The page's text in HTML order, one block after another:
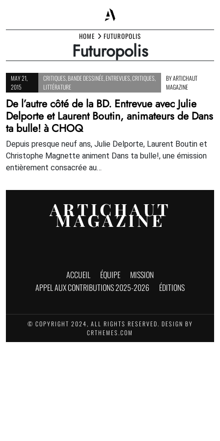
content
HOME FUTUROPOLIS
Futuropolis
MAY 21,
2015
CRITIQUES BANDE DESSINÉE ENTREVUES ,CRITIQUES
LITTÉRATURE
BYARTICHAUT
MAGAZINE
De l’autre côté de la BD. Entrevue avec Julie
Delporte et Laurent Boutin, animateurs de Dans
ta bulle! à CHOQ
Depuis presque neuf ans, Julie Delporte, Laurent Boutin et
Christophe Magnette animent Dans ta bulle!, une émission
entièrement consacrée au…
ARTICHAUT
MAGAZINE
ACCUEIL ÉQUIPE
MISSION
APPEL AUX CONTRIBUTIONS 2025-2026
ÉDITIONS
© COPYRIGHT 2024, ALL RIGHTS RESERVED. DESIGN BY
CRTHEMES.COM